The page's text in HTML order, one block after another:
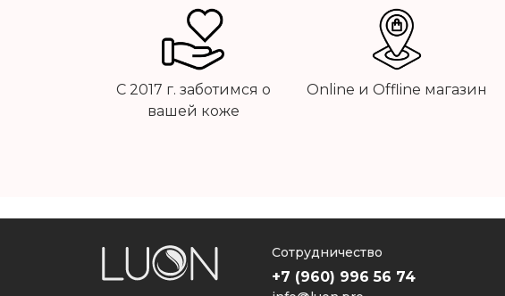
С 2017 г. заботимся о
вашей коже
Online и Offline магазин
Сотрудничество
+7 (960) 996 56 74